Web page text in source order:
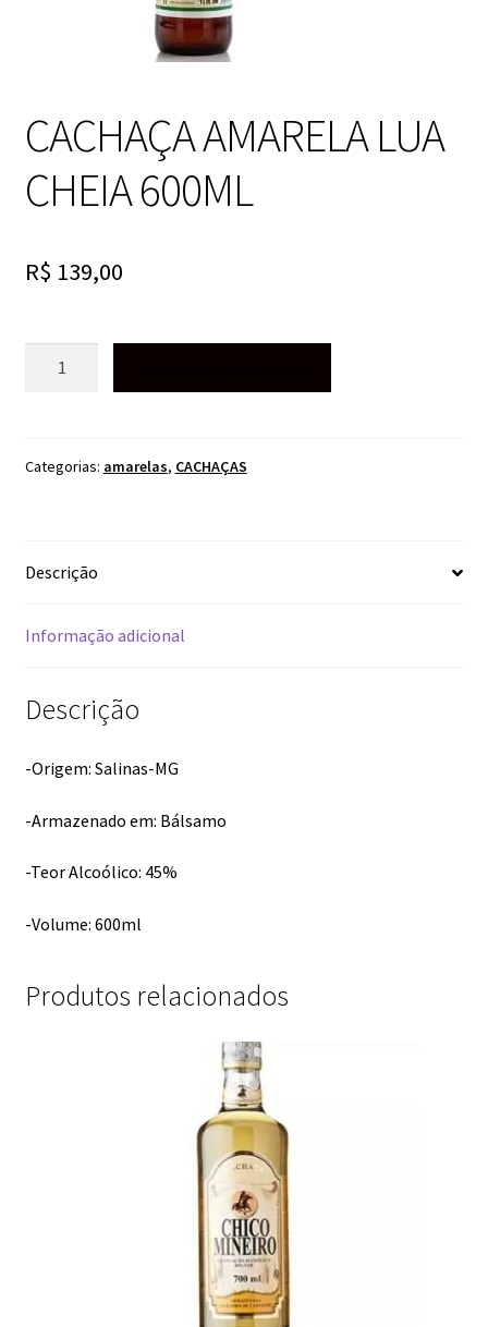
CACHAÇA AMARELA LUA
CHEIA 600ML
R$ 139,00
600ML
Categorias: amarelas, CACHAÇAS
Descrição
Informação adicional
Descrição
-Origem: Salinas-MG
-Armazenado em: Bálsamo
-Teor Alcoólico: 45%
-Volume: 600ml
Produtos relacionados